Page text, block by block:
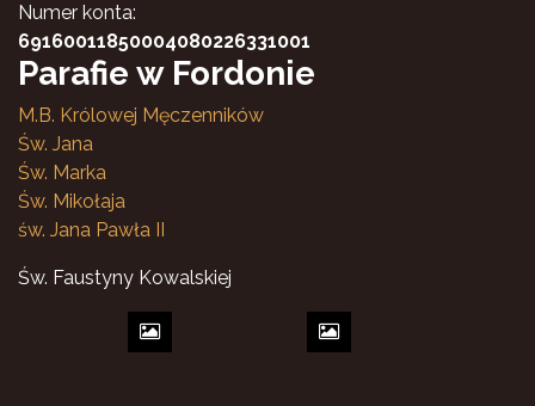
Numer konta:
69160011850004080226331001
Parafie w Fordonie
M.B. Królowej Męczenników
Św. Jana
Św. Marka
Św. Mikołaja
św. Jana Pawła II
Św. Faustyny Kowalskiej